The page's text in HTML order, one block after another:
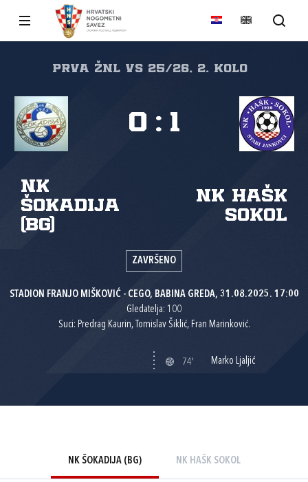
PRVA ŽNL VS 25/26, 2. kolo
NK
Šokadija
(BG)
NK HAŠK
Sokol
0 : 1
ZAVRŠENO
STADION FRANJO MIŠKOVIĆ - CEGO, BABINA GREDA, 31.08.2025. 17:00
Gledatelja: 100
Suci: Predrag Kaurin, Tomislav Šiklić, Fran Marinković.
74' Marko Ljaljić
NK ŠOKADIJA (BG) NK HAŠK SOKOL